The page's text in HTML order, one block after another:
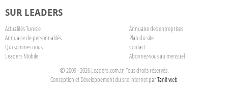
SUR LEADERS
Actualités Tunisie
Annuaire des entreprises
Annuaire de personnalités
Plan du site
Qui sommes nous
Contact
Leaders Mobile
Abonnez-vous au mensuel
© 2009 - 2026 Leaders.com.tn Tous droits réservés.
Conception et Développement du site internet parTanit web